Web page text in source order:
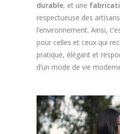
durable, et une
respectueuse des
l’environnement. Ainsi,
pour celles et ceux qui
pratique, élégant et
d’un mode de vie